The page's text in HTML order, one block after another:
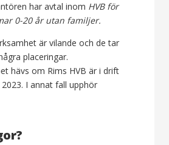
har avtal inom HVB för
0-20 år utan familjer.
är vilande och de tar
placeringar.
hävs om Rims HVB är i drift
I annat fall upphör